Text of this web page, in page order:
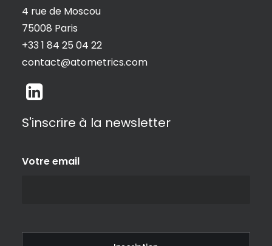
4 rue de Moscou
75008 Paris
+33 1 84 25 04 22
contact@atometrics.com
S'inscrire à la newsletter
Votre email